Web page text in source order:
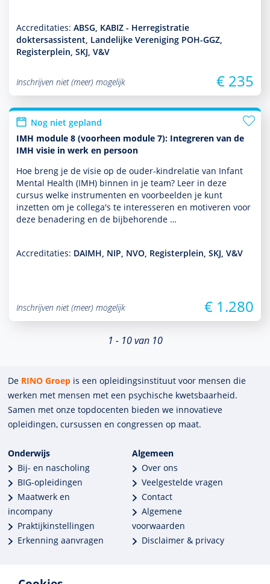
Accreditaties: ABSG, KABIZ - Herregistratie
doktersassistent, Landelijke Vereniging POH-GGZ,
Registerplein, SKJ, V&V
Inschrijven niet (meer) mogelijk € 235
Nog niet gepland
IMH module 8 (voorheen module 7): Integreren van de
IMH visie in werk en persoon
Hoe breng je de visie op de ouder-kindrelatie van Infant
Mental Health (IMH) binnen in je team? Leer in deze
cursus welke instru­men­ten en voor­beelden je kunt
inzetten om je collega's te inte­res­seren en motiveren voor
deze benade­ring en de bijbehorende …
Accreditaties: DAIMH, NIP, NVO, Registerplein, SKJ, V&V
Inschrijven niet (meer) mogelijk € 1.280
1 - 10 van 10
De RINO Groep is een opleidings­insti­tuut voor mensen die
werken met mensen met een psychische kwets­baar­heid.
Samen met onze top­docenten bieden we innova­tieve
opleidingen, cursussen en congres­sen op maat.
Onderwijs
Bij- en nascholing
BIG-opleidingen
Maatwerk en
incompany
Praktijkinstellingen
Erkenning aanvragen
Algemeen
Over ons
Veelgestelde vragen
Contact
Algemene
voorwaarden
Disclaimer & privacy